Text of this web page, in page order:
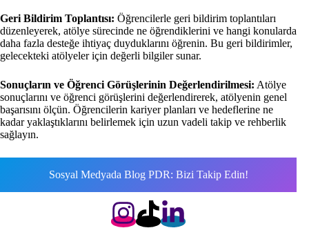
Geri Bildirim Toplantısı: Öğrencilerle geri bildirim toplantıları
düzenleyerek, atölye sürecinde ne öğrendiklerini ve hangi konularda
daha fazla desteğe ihtiyaç duyduklarını öğrenin. Bu geri bildirimler,
gelecekteki atölyeler için değerli bilgiler sunar.
Sonuçların ve Öğrenci Görüşlerinin Değerlendirilmesi: Atölye
sonuçlarını ve öğrenci görüşlerini değerlendirerek, atölyenin genel
başarısını ölçün. Öğrencilerin kariyer planları ve hedeflerine ne
kadar yaklaştıklarını belirlemek için uzun vadeli takip ve rehberlik
sağlayın.
Sosyal Medyada Blog PDR: Bizi Takip Edin!